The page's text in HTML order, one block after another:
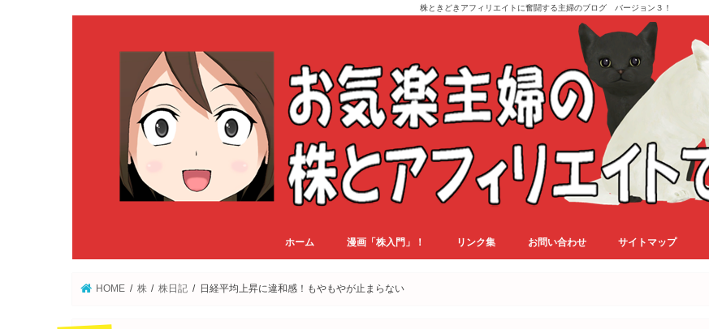
株ときどきアフィリエイトに奮闘する主婦のブログ バージョン３！
ホーム 漫画「株入門」！ リンク集 お問い合わせ サイトマップ
HOME 株 株日記 日経平均上昇に違和感！もやもやが止まらない